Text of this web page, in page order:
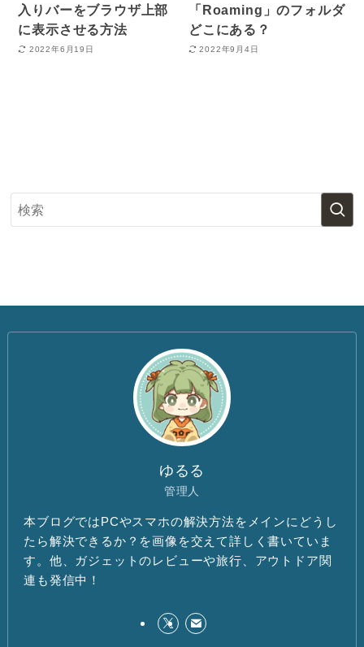
入りバーをブラウザ上部
に表示させる方法
2022年6月19日
「Roaming」のフォルダ
どこにある？
2022年9月4日
ゆるる
管理人
本ブログではPCやスマホの解決方法をメインにどうし
たら解決できるか？を画像を交えて詳しく書いていま
す。他、ガジェットのレビューや旅行、アウトドア関
連も発信中！